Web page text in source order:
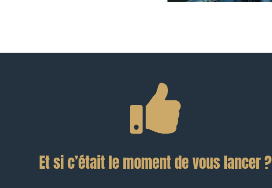
Et si c’était le moment de vous lancer ?